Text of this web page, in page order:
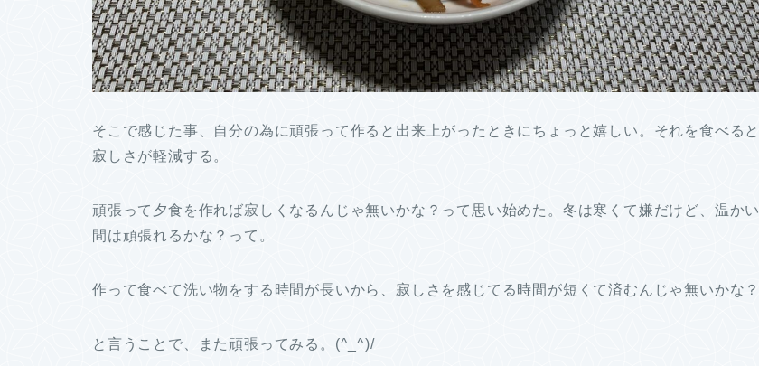
そこで感じた事、自分の為に頑張って作ると出来上がったときにちょっと嬉しい。それを食べると
寂しさが軽減する。
頑張って夕食を作れば寂しくなるんじゃ無いかな？って思い始めた。冬は寒くて嫌だけど、温かい
間は頑張れるかな？って。
作って食べて洗い物をする時間が長いから、寂しさを感じてる時間が短くて済むんじゃ無いかな？
と言うことで、また頑張ってみる。(^_^)/